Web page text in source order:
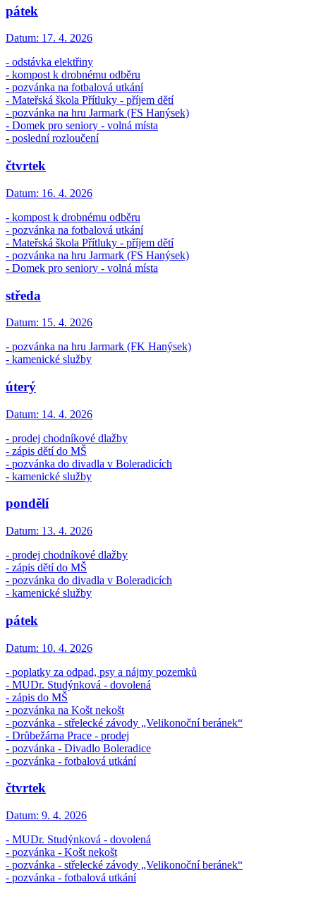
pátek
Datum: 17. 4. 2026
- odstávka elektřiny
- kompost k drobnému odběru
- pozvánka na fotbalová utkání
- Mateřská škola Přítluky - příjem dětí
- pozvánka na hru Jarmark (FS Hanýsek)
- Domek pro seniory - volná místa
- poslední rozloučení
čtvrtek
Datum: 16. 4. 2026
- kompost k drobnému odběru
- pozvánka na fotbalová utkání
- Mateřská škola Přítluky - příjem dětí
- pozvánka na hru Jarmark (FS Hanýsek)
- Domek pro seniory - volná místa
středa
Datum: 15. 4. 2026
- pozvánka na hru Jarmark (FK Hanýsek)
- kamenické služby
úterý
Datum: 14. 4. 2026
- prodej chodníkové dlažby
- zápis dětí do MŠ
- pozvánka do divadla v Boleradicích
- kamenické služby
pondělí
Datum: 13. 4. 2026
- prodej chodníkové dlažby
- zápis dětí do MŠ
- pozvánka do divadla v Boleradicích
- kamenické služby
pátek
Datum: 10. 4. 2026
- poplatky za odpad, psy a nájmy pozemků
- MUDr. Studýnková - dovolená
- zápis do MŠ
- pozvánka na Košt nekošt
- pozvánka - střelecké závody „Velikonoční beránek“
- Drůbežárna Prace - prodej
- pozvánka - Divadlo Boleradice
- pozvánka - fotbalová utkání
čtvrtek
Datum: 9. 4. 2026
- MUDr. Studýnková - dovolená
- pozvánka - Košt nekošt
- pozvánka - střelecké závody „Velikonoční beránek“
- pozvánka - fotbalová utkání